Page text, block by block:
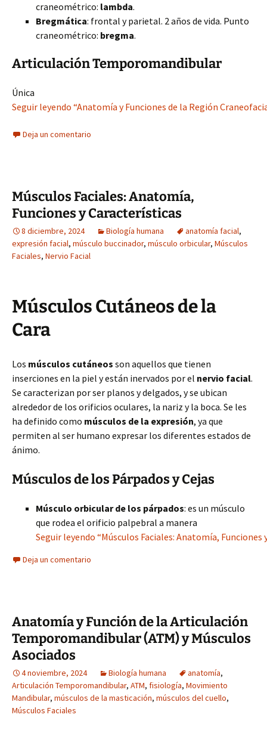
craneométrico: lambda.
Bregmática: frontal y parietal. 2 años de vida. Punto
craneométrico: bregma.
Articulación Temporomandibular
Única
Seguir leyendo “Anatomía y Funciones de la Región
Deja un comentario
Músculos Faciales: Anatomía,
Funciones y Características
8 diciembre, 2024 Biología humana anatomía facial,
expresión facial, músculo buccinador, músculo orbicular, Músculos
Faciales, Nervio Facial
Músculos Cutáneos de la
Cara
Los músculos cutáneos son aquellos que tienen
inserciones en la piel y están inervados por el nervio facial.
Se caracterizan por ser planos y delgados, y se ubican
alrededor de los orificios oculares, la nariz y la boca. Se les
ha definido como músculos de la expresión, ya que
permiten al ser humano expresar los diferentes estados de
ánimo.
Músculos de los Párpados y Cejas
Músculo orbicular de los párpados: es un músculo
que rodea el orificio palpebral a manera
Seguir leyendo “Músculos Faciales: Anatomía, Funciones
Deja un comentario
Anatomía y Función de la Articulación
Temporomandibular (ATM) y Músculos
Asociados
4 noviembre, 2024 Biología humana anatomía,
Articulación Temporomandibular, ATM, fisiología, Movimiento
Mandibular, músculos de la masticación, músculos del cuello,
Músculos Faciales